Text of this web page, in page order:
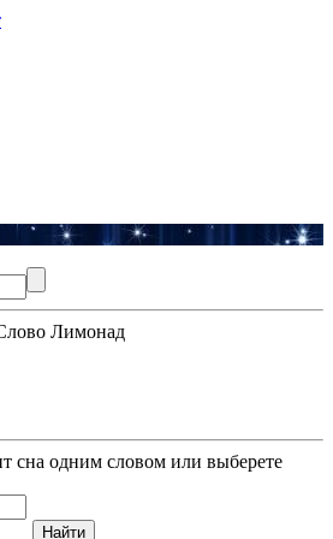
Лимонад
сна одним словом или выберете